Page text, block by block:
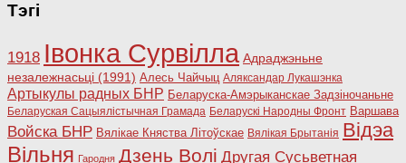
Тэгі
1918 Івонка Сурвілла Адраджэньне
незалежнасьці (1991) Алесь Чайчыц Аляксандар Лукашэнка
Артыкулы радных БНР Беларуска-Амэрыканскае Задзіночаньне
Беларуская Сацыялістычная Грамада Беларускі Народны Фронт Варшава
Войска БНР Вялікае Княства Літоўскае Вялікая Брытанія Відэа
Вільня Гародня Дзень Волі Другая Сусьветная